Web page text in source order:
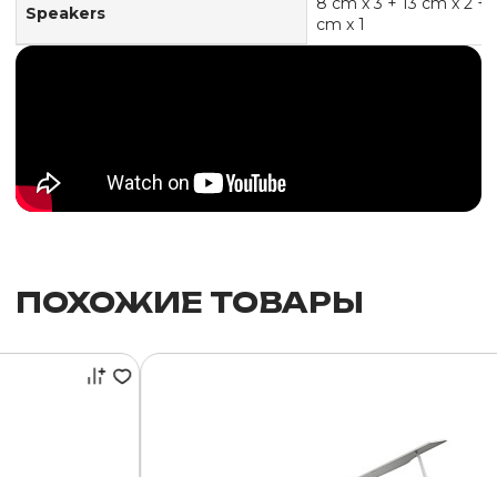
Speakers
cm x 1
ПОХОЖИЕ ТОВАРЫ